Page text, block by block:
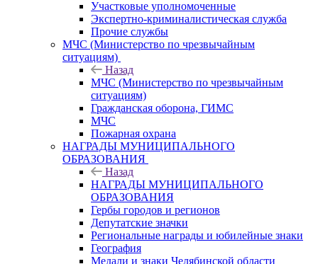
Участковые уполномоченные
Экспертно-криминалистическая служба
Прочие службы
МЧС (Министерство по чрезвычайным
ситуациям)
Назад
МЧС (Министерство по чрезвычайным
ситуациям)
Гражданская оборона, ГИМС
МЧС
Пожарная охрана
НАГРАДЫ МУНИЦИПАЛЬНОГО
ОБРАЗОВАНИЯ
Назад
НАГРАДЫ МУНИЦИПАЛЬНОГО
ОБРАЗОВАНИЯ
Гербы городов и регионов
Депутатские значки
Региональные награды и юбилейные знаки
География
Медали и знаки Челябинской области